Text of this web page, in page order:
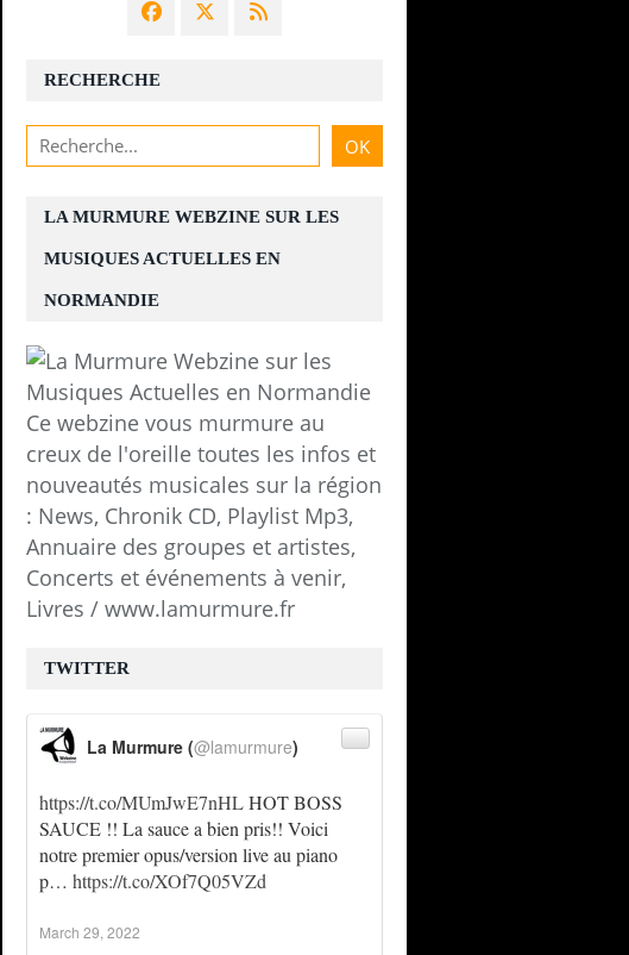
RECHERCHE
LA MURMURE WEBZINE SUR LES
MUSIQUES ACTUELLES EN
NORMANDIE
Ce webzine vous murmure au
creux de l'oreille toutes les infos et
nouveautés musicales sur la région
: News, Chronik CD, Playlist Mp3,
Annuaire des groupes et artistes,
Concerts et événements à venir,
Livres / www.lamurmure.fr
TWITTER
https://t.co/MUmJwE7nHLHOT BOSS
SAUCE !! La sauce a bien pris!! Voici
notre premier opus/version live au piano
p… https://t.co/XOf7Q05VZd
La Murmure (@lamurmure)
March 29, 2022